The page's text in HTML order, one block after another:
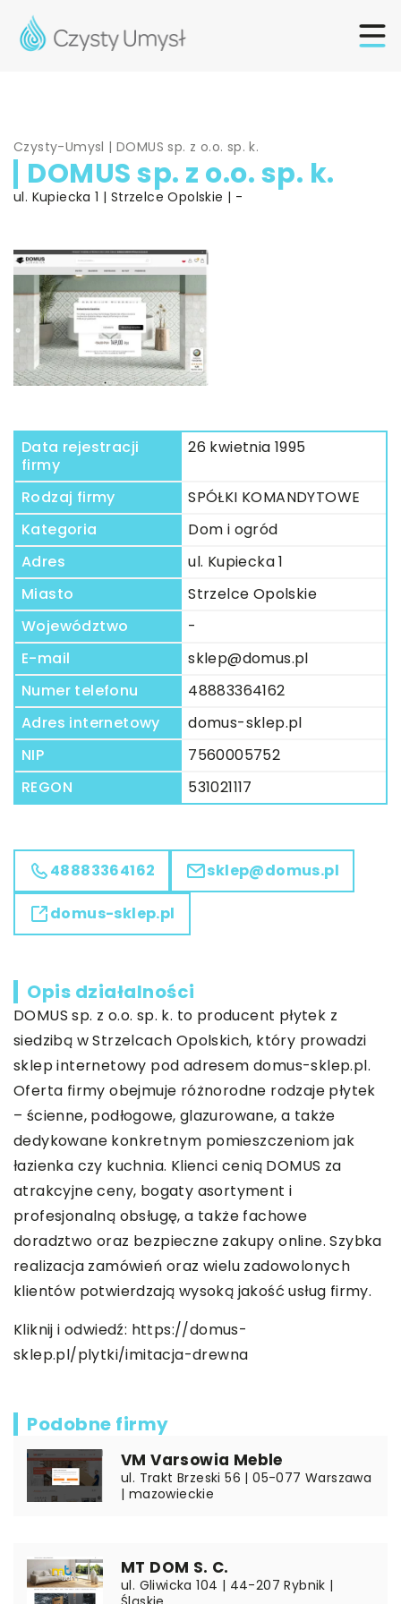
Czysty-Umysl |DOMUS sp. z o.o. sp. k.
DOMUS sp. z o.o. sp. k.
ul. Kupiecka 1 | Strzelce Opolskie | -
Data rejestracji
firmy
26 kwietnia 1995
Rodzaj firmy
SPÓŁKI KOMANDYTOWE
Kategoria
Dom i ogród
Adres
ul. Kupiecka 1
Miasto
Strzelce Opolskie
Województwo
-
E-mail
sklep@domus.pl
Numer telefonu
48883364162
Adres internetowy
domus-sklep.pl
NIP
7560005752
REGON
531021117
48883364162 sklep@domus.pl
domus-sklep.pl
Opis działalności
DOMUS sp. z o.o. sp. k. to producent płytek z
siedzibą w Strzelcach Opolskich, który prowadzi
sklep internetowy pod adresem domus-sklep.pl.
Oferta firmy obejmuje różnorodne rodzaje płytek
– ścienne, podłogowe, glazurowane, a także
dedykowane konkretnym pomieszczeniom jak
łazienka czy kuchnia. Klienci cenią DOMUS za
atrakcyjne ceny, bogaty asortyment i
profesjonalną obsługę, a także fachowe
doradztwo oraz bezpieczne zakupy online. Szybka
realizacja zamówień oraz wielu zadowolonych
klientów potwierdzają wysoką jakość usług firmy.
Kliknij i odwiedź: https://domus-
sklep.pl/plytki/imitacja-drewna
Podobne firmy
VM Varsowia Meble
ul. Trakt Brzeski 56 | 05-077 Warszawa
| mazowieckie
MT DOM S. C.
ul. Gliwicka 104 | 44-207 Rybnik |